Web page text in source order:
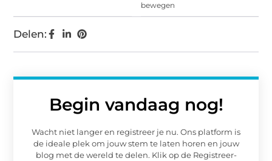
bewegen
Begin vandaag nog!
Wacht niet langer en registreer je nu. Ons platform is
de ideale plek om jouw stem te laten horen en jouw
blog met de wereld te delen. Klik op de Registreer-
Delen: